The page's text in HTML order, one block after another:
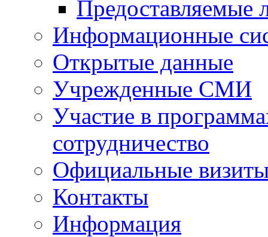
Предоставляемые
Информационные
Открытые данные
Учрежденные СМИ
Участие в
сотрудничество
Официальные
Контакты
Информация